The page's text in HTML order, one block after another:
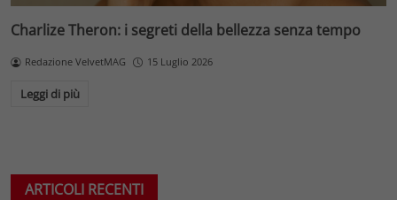
Charlize Theron: i segreti della bellezza senza tempo
Redazione VelvetMAG 15 Luglio 2026
Leggi di più
ARTICOLI RECENTI